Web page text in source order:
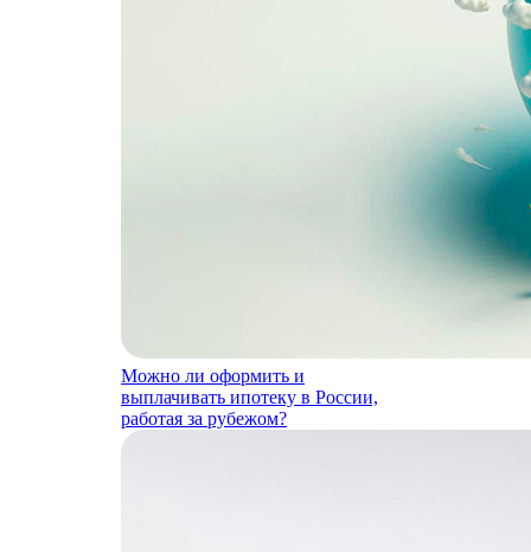
Можно ли оформить и
выплачивать ипотеку в России,
работая за рубежом?